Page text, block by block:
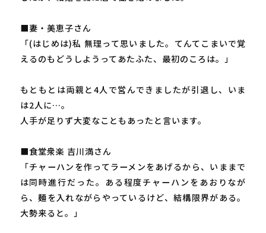
■妻・美恵子さん
「(はじめは)私 無理って思いました。てんてこまいで覚
えるのもどうしようってあたふた、最初のころは。」
もともとは両親と4人で営んできましたが引退し、いま
は2人に…。
人手が足りず大変なこともあったと言います。
■食堂衆楽 吉川満さん
「チャーハンを作ってラーメンをあげるから、いままで
は同時進行だった。ある程度チャーハンをあおりなが
ら、麺を入れながらやっているけど、結構限界がある。
大勢来ると。」